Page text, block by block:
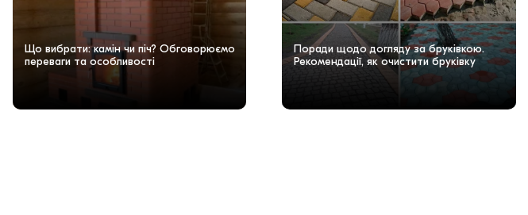
Що вибрати: камін чи піч? Обговорюємо
переваги та особливості
Поради щодо догляду за бруківкою.
Рекомендації, як очистити бруківку